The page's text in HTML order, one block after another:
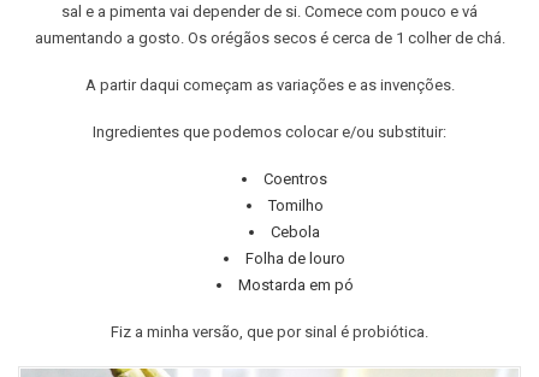
sal e a pimenta vai depender de si. Comece com pouco e vá
aumentando a gosto. Os orégãos secos é cerca de 1 colher de chá.
A partir daqui começam as variações e as invenções.
Ingredientes que podemos colocar e/ou substituir:
Coentros
Tomilho
Cebola
Folha de louro
Mostarda em pó
Fiz a minha versão, que por sinal é probiótica.